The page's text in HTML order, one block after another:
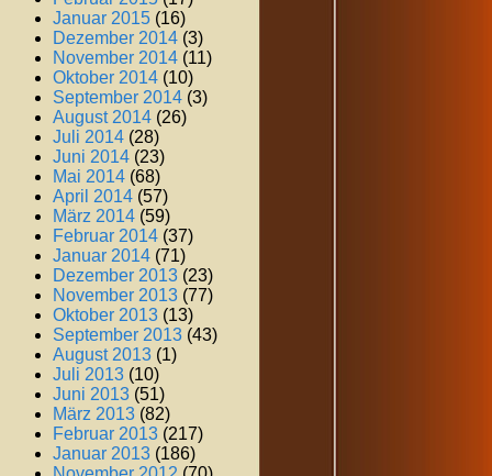
Januar 2015 (16)
Dezember 2014 (3)
November 2014 (11)
Oktober 2014 (10)
September 2014 (3)
August 2014 (26)
Juli 2014 (28)
Juni 2014 (23)
Mai 2014 (68)
April 2014 (57)
März 2014 (59)
Februar 2014 (37)
Januar 2014 (71)
Dezember 2013 (23)
November 2013 (77)
Oktober 2013 (13)
September 2013 (43)
August 2013 (1)
Juli 2013 (10)
Juni 2013 (51)
März 2013 (82)
Februar 2013 (217)
Januar 2013 (186)